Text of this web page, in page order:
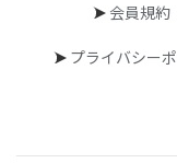
会員規約
プライバシー